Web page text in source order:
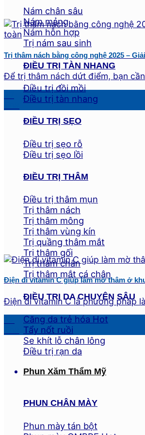
Nám chân sâu
Nám mảng
Nám hỗn hợp
Trị nám sau sinh
ĐIỀU TRỊ TÀN NHANG
Điều trị đồi mồi
Điều trị tàn nhang
ĐIỀU TRỊ SẸO
Điều trị sẹo rỗ
Điều trị sẹo lồi
ĐIỀU TRỊ THÂM
Điều trị thâm mụn
Trị thâm nách
Trị thâm mông
Trị thâm vùng kín
Trị quầng thâm mắt
Trị thâm gối
Trị thâm chân
Trị thâm mắt cá chân
ĐIỀU TRỊ DA CHUYÊN SÂU
Căng da trẻ hóa
Tẩy nốt ruồi
Se khít lỗ chân lông
Điều trị rạn da
Phun Xăm Thẩm Mỹ
PHUN CHÂN MÀY
Phun mày tán bột
Trị thâm nách bằng công nghệ 2025 –
Để trị thâm nách dứt điểm, bạn
Điện di vitamin C giúp làm mờ thâm ở
Điện di vitamin C là phương pháp